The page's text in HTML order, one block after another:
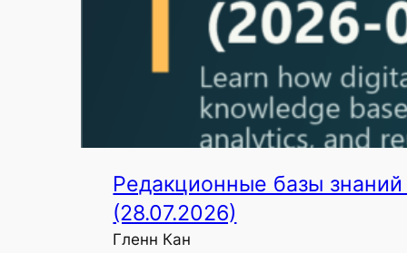
Редакционные базы
(28.07.2026)
Гленн Кан